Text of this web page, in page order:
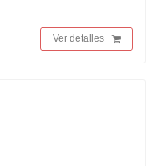
Ver detalles